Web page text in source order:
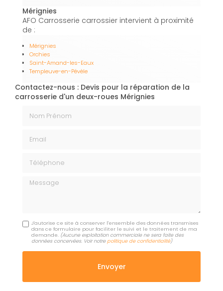
Mérignies
AFO Carrosserie carrossier intervient à proximité
de :
Mérignies
Orchies
Saint-Amand-les-Eaux
Templeuve-en-Pévèle
Contactez-nous : Devis pour la réparation de la
carrosserie d'un deux-roues Mérignies
Message
J'autorise ce site à conserver l'ensemble des données transmises
dans ce formulaire pour faciliter le suivi et le traitement de ma
demande. (Aucune exploitation commerciale ne sera faite des
données concervées. Voir notrepolitique de confidentialité)